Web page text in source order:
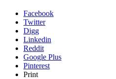
Facebook
Twitter
Digg
Linkedin
Reddit
Google Plus
Pinterest
Print